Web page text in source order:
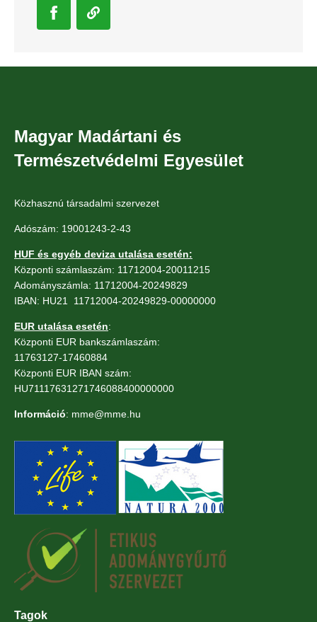
Magyar Madártani és
Természetvédelmi Egyesület
Közhasznú társadalmi szervezet
Adószám: 19001243-2-43
HUF és egyéb deviza utalása esetén:
Központi számlaszám: 11712004-20011215
Adományszámla: 11712004-20249829
IBAN: HU21 11712004-20249829-00000000
EUR utalása esetén:
Központi EUR bankszámlaszám:
11763127-17460884
Központi EUR IBAN szám:
HU71117631271746088400000000
Információ: mme@mme.hu
Tagok